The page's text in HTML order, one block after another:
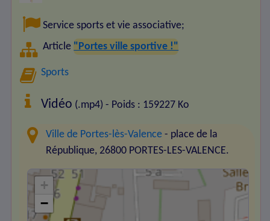
Service sports et vie associative;
Article "Portes ville sportive !"
Sports
Vidéo (.mp4) - Poids : 159227 Ko
Ville de Portes-lès-Valence - place de la
République, 26800 PORTES-LES-VALENCE.
+
−